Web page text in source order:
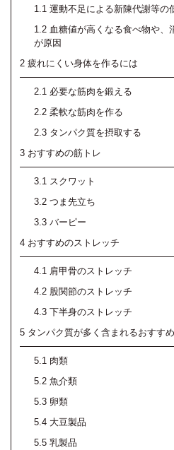
1.1 運動不足による新陳代謝等の
1.2 血糖値が高くなる食べ物や、
が原因
2 疲れにくい身体を作るには
2.1 必要な筋肉を鍛える
2.2 柔軟な筋肉を作る
2.3 タンパク質を摂取する
3 おすすめの筋トレ
3.1 スクワット
3.2 つま先立ち
3.3 バーピー
4 おすすめのストレッチ
4.1 肩甲骨のストレッチ
4.2 股関節のストレッチ
4.3 下半身のストレッチ
5 タンパク質が多く含まれるおすす
5.1 肉類
5.2 魚介類
5.3 卵類
5.4 大豆製品
5.5 乳製品